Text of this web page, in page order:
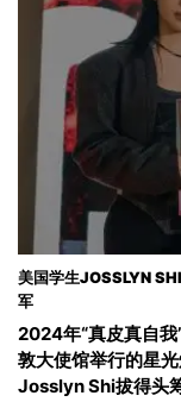
美国学生JOSSLYN
军
2024年“真皮真自
敦大使馆举行的星
Josslyn Shi拔得头